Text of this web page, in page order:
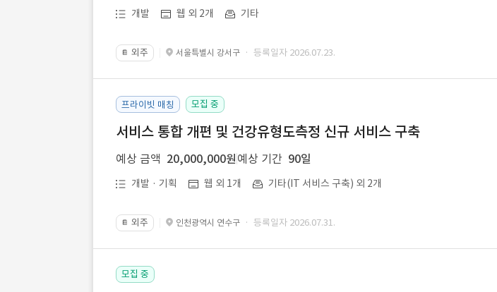
개발 웹 외 2개 기타
📔 외주 서울특별시 강서구 · 등록일자 2026.07.23.
프라이빗 매칭 모집 중
서비스 통합 개편 및 건강유형도측정 신규 서비스 구축
예상 금액 20,000,000원 예상 기간 90일
개발 · 기획 웹 외 1개 기타(IT 서비스 구축) 외 2개
📔 외주 인천광역시 연수구 · 등록일자 2026.07.31.
모집 중